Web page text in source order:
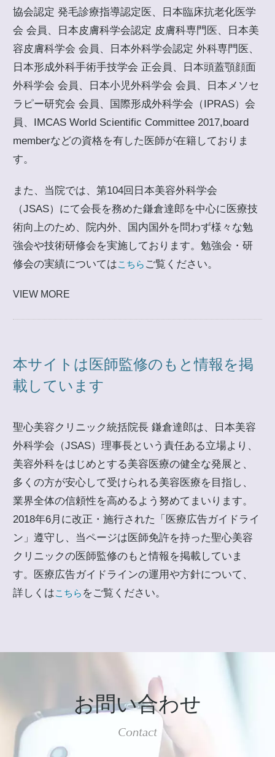
協会認定 発毛診療指導認定医、日本臨床抗老化医学
会 会員、日本皮膚科学会認定 皮膚科専門医、日本美
容皮膚科学会 会員、日本外科学会認定 外科専門医、
日本形成外科手術手技学会 正会員、日本頭蓋顎顔面
外科学会 会員、日本小児外科学会 会員、日本メソセ
ラピー研究会 会員、国際形成外科学会（IPRAS）会
員、IMCAS World Scientific Committee 2017,board
memberなどの資格を有した医師が在籍しておりま
す。
また、当院では、第104回日本美容外科学会
（JSAS）にて会長を務めた鎌倉達郎を中心に医療技
術向上のため、院内外、国内国外を問わず様々な勉
強会や技術研修会を実施しております。勉強会・研
修会の実績についてはこちら ご覧ください。
VIEW MORE
本サイトは医師監修のもと情報を掲
載しています
聖心美容クリニック統括院長 鎌倉達郎は、日本美容
外科学会（JSAS）理事長という責任ある立場より、
美容外科をはじめとする美容医療の健全な発展と、
多くの方が安心して受けられる美容医療を目指し、
業界全体の信頼性を高めるよう努めてまいります。
2018年6月に改正・施行された「医療広告ガイドライ
ン」遵守し、当ページは医師免許を持った聖心美容
クリニックの医師監修のもと情報を掲載していま
す。医療広告ガイドラインの運用や方針について、
詳しくはこちら をご覧ください。
お問い合わせ
Contact